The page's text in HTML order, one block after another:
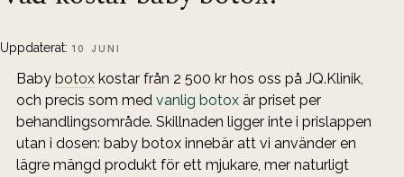
Uppdaterat: 10 JUNI
Baby botox kostar från 2 500 kr hos oss på JQ.Klinik,
och precis som med vanlig botox är priset per
behandlingsområde. Skillnaden ligger inte i prislappen
utan i dosen: baby botox innebär att vi använder en
lägre mängd produkt för ett mjukare, mer naturligt